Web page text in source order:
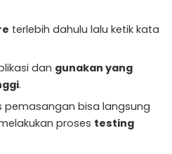
terlebih dahulu lalu ketik kata
dan gunakan yang
.
pemasangan bisa langsung
proses testing